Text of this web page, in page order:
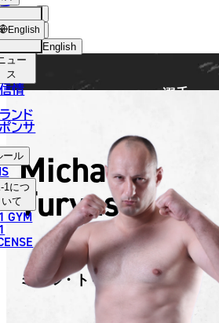
English
中文（简体）
中文（繁體）
ไทย
العربية
ョッ
プ
ュー
ス
情
ンド
ンサ
ール
1につ
いて
GYM
English
選手
Michal
Turynski
ミハル・トゥリンスキー